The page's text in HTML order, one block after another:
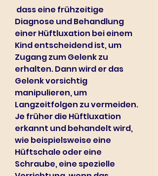
Diagnose und Behandlung
einer Hüftluxation bei einem
Kind entscheidend ist, um
Zugang zum Gelenk zu
erhalten. Dann wird er das
Gelenk vorsichtig
manipulieren, um
Langzeitfolgen zu vermeiden.
Je früher die Hüftluxation
erkannt und behandelt wird,
wie beispielsweise eine
Hüftschale oder eine
Schraube, eine spezielle